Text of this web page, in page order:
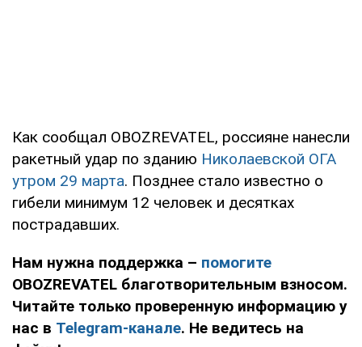
Как сообщал OBOZREVATEL, россияне нанесли
ракетный удар по зданию Николаевской ОГА
утром 29 марта. Позднее стало известно о
гибели минимум 12 человек и десятках
пострадавших.
Нам нужна поддержка – помогите
OBOZREVATEL благотворительным взносом.
Читайте только проверенную информацию у
нас в Telegram-канале. Не ведитесь на